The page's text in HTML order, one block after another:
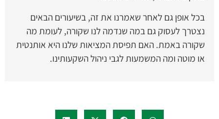
בכל אופן גם לאחר שאמרנו את זה, בשיעורים הבאים
נצטרך לעסוק גם במה שנדמה לנו שקורה, לעומת מה
שקורה באמת. האם תפיסת המציאות שלנו היא אותנטית
או מוטה ומה המשמעות לגבי ניהול השקעותינו.